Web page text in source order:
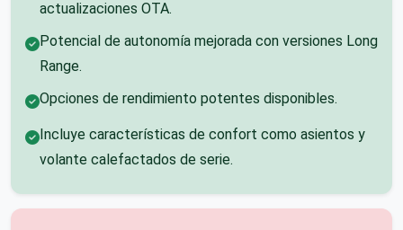
actualizaciones OTA.
Potencial de autonomía mejorada con versiones Long
Range.
Opciones de rendimiento potentes disponibles.
Incluye características de confort como asientos y
volante calefactados de serie.